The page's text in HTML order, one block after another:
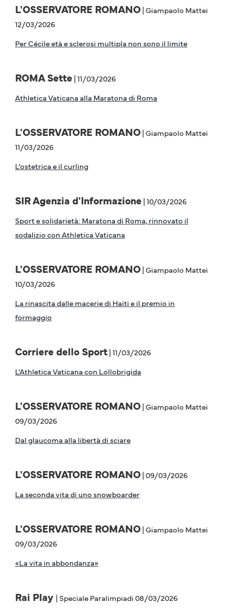
L'OSSERVATORE ROMANO| Giampaolo Mattei
12/03/2026
Per Cécile età e sclerosi multipla non sono il limite
ROMA Sette | 11/03/2026
Athletica Vaticana alla Maratona di Roma
L'OSSERVATORE ROMANO| Giampaolo Mattei
11/03/2026
L’ostetrica e il curling
SIR Agenzia d'Informazione | 10/03/2026
Sport e solidarietà: Maratona di Roma, rinnovato il
sodalizio con Athletica Vaticana
L'OSSERVATORE ROMANO| Giampaolo Mattei
10/03/2026
La rinascita dalle macerie di Haiti e il premio in
formaggio
Corriere dello Sport| 11/03/2026
L'Athletica Vaticana con Lollobrigida
L'OSSERVATORE ROMANO| Giampaolo Mattei
09/03/2026
Dal glaucoma alla libertà di sciare
L'OSSERVATORE ROMANO| 09/03/2026
La seconda vita di uno snowboarder
L'OSSERVATORE ROMANO| Giampaolo Mattei
09/03/2026
«La vita in abbondanza»
Rai Play | Speciale Paralimpiadi 08/03/2026